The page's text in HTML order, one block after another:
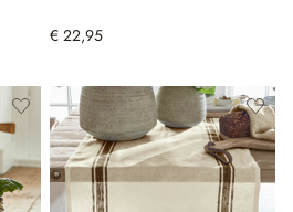
€ 22,95